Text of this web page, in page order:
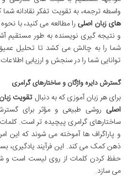
واسطه ترجمه، به تقویت تفکر نقادانه
های زبان اصلی را مطالعه می کنید، با
و نتیجه گیری نویسنده به طور مستقیم
شما را به چالش می کشد تا تحلیل
توانایی شما را در سنجش و ارزیابی
گسترش دایره واژگان و ساختارهای گرامری
برای هر زبان آموزی که به دنبال تقویت زبان
اصلی روشی طبیعی و مؤثر برای
ساختارهای گرامری پیچیده تر است.
و پاراگراف ها آموخته می شوند که این
ذهن کمک می کند. این فرآیند یادگیری،
حفظ کردن کلمات از روی لیست است و شما
می سازد.